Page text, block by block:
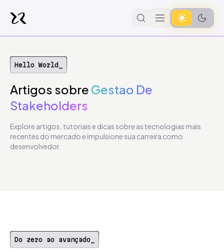
Hello World_
Artigos sobre Gestao De
Stakeholders
Explore artigos, tutoriais e dicas sobre as tecnologias mais
recentes do mercado e impulsione sua carreira como
desenvolvedor.
Do zero ao avançado_